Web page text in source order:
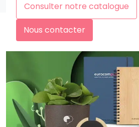
Consulter notre catalogue
Nous contacter